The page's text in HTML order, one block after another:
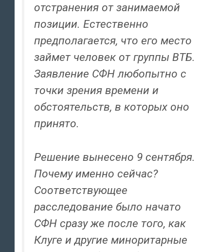
отстранения от занимаемой
позиции. Естественно
предполагается, что его место
займет человек от группы ВТБ.
Заявление СФН любопытно с
точки зрения времени и
обстоятельств, в которых оно
принято.
Решение вынесено 9 сентября.
Почему именно сейчас?
Соответствующее
расследование было начато
СФН сразу же после того, как
Клуге и другие миноритарные